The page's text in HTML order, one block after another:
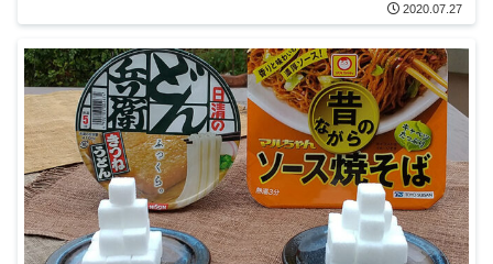
2020.07.27